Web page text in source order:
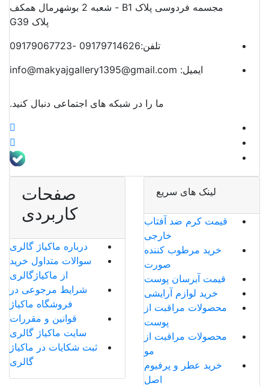
مجسمه فردوسی پلاک B1 - شعبه 2 بوشهرمال همکف
پلاک G39
تلفن:09179714626 -09179067723
ایمیل:
ما را در شبکه های اجتماعی دنبال کنید.
لینک های سریع
قیمت کرم ضد آفتاب
خارجی
خرید مرطوب کننده
صورت
قیمت آبرسان پوست
خرید لوازم آرایشی
محصولات مراقبت از
پوست
محصولات مراقبت از
مو
خرید عطر و پرفیوم
اصل
صفحات
کاربردی
درباره ماکیاژ گالری
سوالات متداول خرید
از ماکیاژگالری
شرایط مرجوعی در
فروشگاه ماکیاژ
قوانین و مقررات
سایت ماکیاژ گالری
ثبت شکایات در ماکیاژ
گالری